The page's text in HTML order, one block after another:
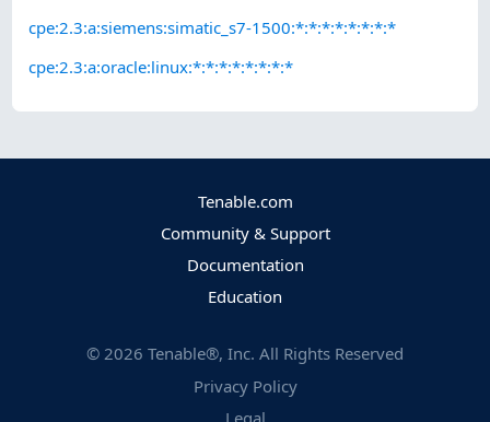
cpe:2.3:a:siemens:simatic_s7-1500:*:*:*:*:*:*:*:*
cpe:2.3:a:oracle:linux:*:*:*:*:*:*:*:*
Tenable.com
Community & Support
Documentation
Education
© 2026 Tenable®, Inc. All Rights Reserved
Privacy Policy
Legal